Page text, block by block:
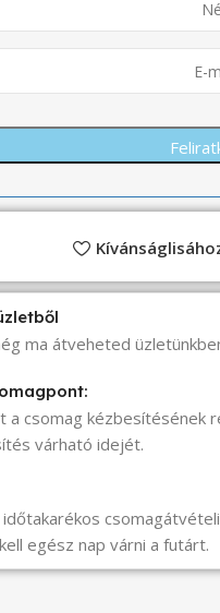
ma átveheted
a csomag kézbesítésének
várható idejét.
egész nap várni a futárt.